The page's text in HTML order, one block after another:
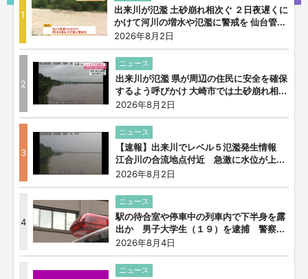
1
出来川が氾濫 土砂崩れ相次ぐ ２日夜遅くに
かけて河川の増水や氾濫に警戒を 仙台管...
2026年8月2日
2
ニュース
出来川が氾濫 県が周辺の住民に安全を確保
するよう呼びかけ 大崎市では土砂崩れ相...
2026年8月2日
3
ニュース
【速報】出来川でレベル５氾濫発生情報
江合川の合流地点付近 急激に水位が上...
2026年8月2日
4
ニュース
駅の待合室や停車中の列車内で下半身を露
出か 男子大学生（１９）を逮捕 警察...
2026年8月4日
ニュース